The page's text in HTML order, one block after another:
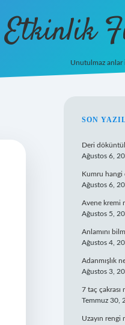
Etkinlik
Unutulmaz anlar
SON
Deri
Ağustos 6,
Kumru hangi
Ağustos 6,
Avene kremi
Ağustos 5,
Anlamını
Ağustos 4,
Adanmışlık
Ağustos 3,
7 taç çakrası
Temmuz 30,
Uzayın rengi